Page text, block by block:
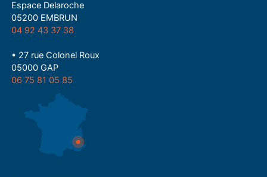
Espace Delaroche
05200 EMBRUN
04 92 43 37 38
• 27 rue Colonel Roux
05000 GAP
06 75 81 05 85